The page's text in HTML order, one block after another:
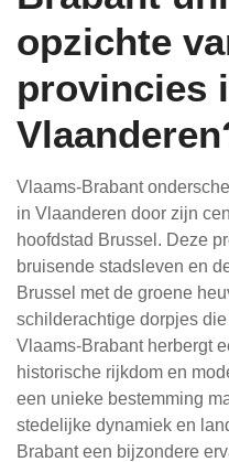
opzichte
provincies
Vlaams-Brabant
in Vlaanderen door zijn
hoofdstad Brussel. Deze
bruisende stadsleven en
Brussel met de groene
schilderachtige dorpjes
Vlaams-Brabant herbergt
historische rijkdom en
een unieke bestemming
stedelijke dynamiek en
Brabant een bijzondere